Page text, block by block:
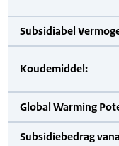
Subsidiabel
Koudemiddel:
Global Warming
Subsidiebedrag